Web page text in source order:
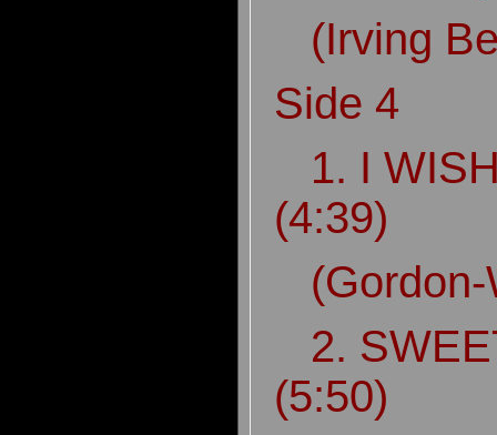
(Irving
Side 4
1. I
(4:39)
2.
(5:50)